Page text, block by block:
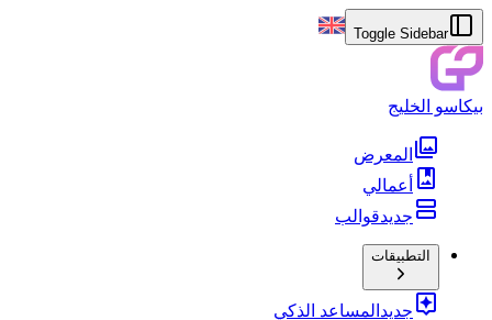
Toggle Sidebar
بيكاسو الخليج
المعرض
أعمالي
جديدقوالب
التطبيقات
جديد المساعد الذكي